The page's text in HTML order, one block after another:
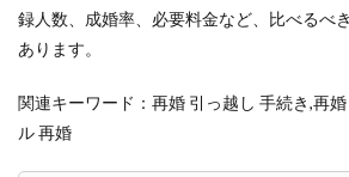
録人数、成婚率、必要料金など、比べるべ
あります。
関連キーワード：再婚 引っ越し 手続き,再
ル 再婚